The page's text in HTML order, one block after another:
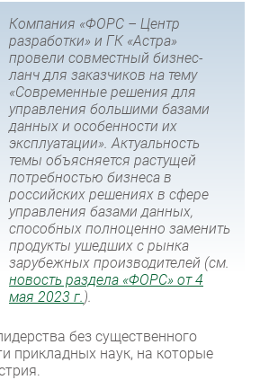
Компания «ФОРС – Центр
разработки» и ГК «Астра»
провели совместный бизнес-
ланч для заказчиков на тему
«Современные решения для
управления большими базами
данных и особенности их
эксплуатации». Актуальность
темы объясняется растущей
потребностью бизнеса в
российских решениях в сфере
управления базами данных,
способных полноценно заменить
продукты ушедших с рынка
зарубежных производителей (см.
новость раздела «ФОРС» от 4
мая 2023 г.).
без существенного
прикладных наук, на которые